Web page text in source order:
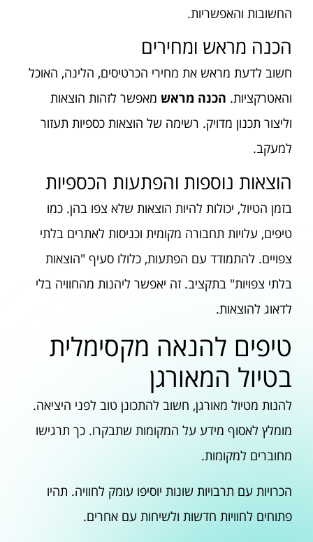
החשובות והאפשריות.
הכנה מראש ומחירים
חשוב לדעת מראש את מחירי הכרטיסים, הלינה, האוכל
והאטרקציות. הכנה מראש מאפשר לזהות הוצאות
וליצור תכנון מדויק. רשימה של הוצאות כספיות תעזור
למעקב.
הוצאות נוספות והפתעות הכספיות
בזמן הטיול, יכולות להיות הוצאות שלא צפו בהן. כמו
טיפים, עלויות תחבורה מקומית וכניסות לאתרים בלתי
צפויים. להתמודד עם הפתעות, כלולו סעיף "הוצאות
בלתי צפויות" בתקציב. זה יאפשר ליהנות מהחוויה בלי
לדאוג להוצאות.
טיפים להנאה מקסימלית
בטיול המאורגן
להנות מטיול מאורגן, חשוב להתכונן טוב לפני היציאה.
מומלץ לאסוף מידע על המקומות שתבקרו. כך תרגישו
מחוברים למקומות.
הכרויות עם תרבויות שונות יוסיפו עומק לחוויה. תהיו
פתוחים לחוויות חדשות ולשיחות עם אחרים.